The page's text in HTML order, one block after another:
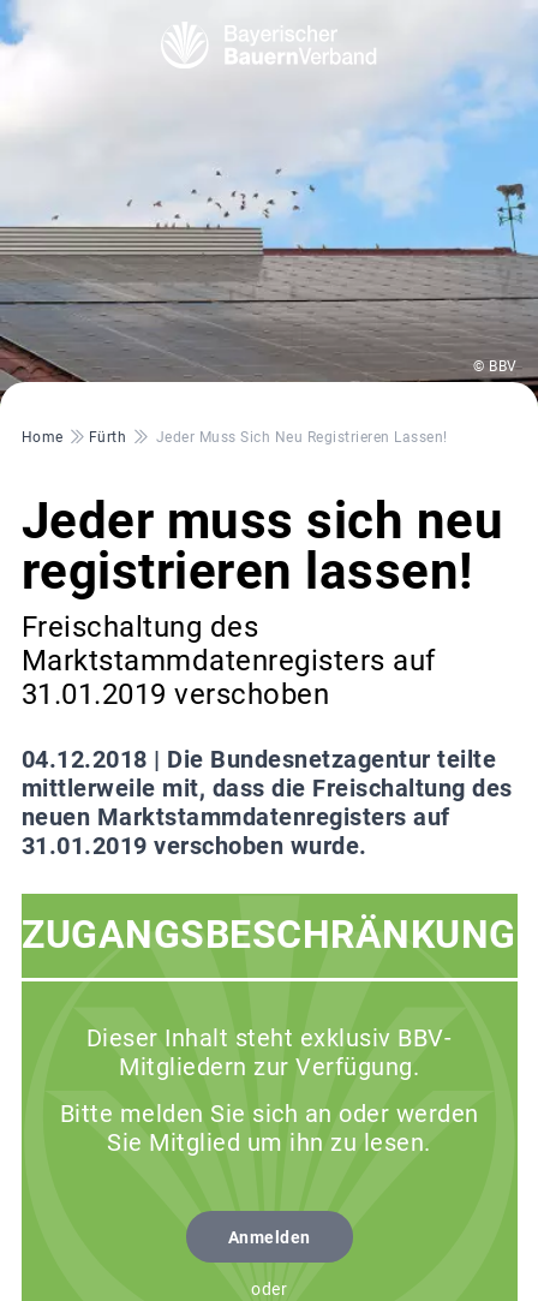
© BBV
Pfadnavigation
Home Fürth Jeder Muss Sich Neu Registrieren Lassen!
Jeder muss sich neu
registrieren lassen!
Freischaltung des
Marktstammdatenregisters auf
31.01.2019 verschoben
04.12.2018 | Die Bundesnetzagentur teilte
mittlerweile mit, dass die Freischaltung des
neuen Marktstammdatenregisters auf
31.01.2019 verschoben wurde.
ZUGANGSBESCHRÄNKUNG
Dieser Inhalt steht exklusiv BBV-
Mitgliedern zur Verfügung.
Bitte melden Sie sich an oder werden
Sie Mitglied um ihn zu lesen.
Anmelden
oder